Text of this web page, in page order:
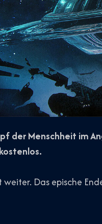
der Menschheit im
Das epische